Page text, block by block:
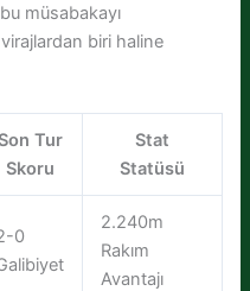
müsabakayı
biri haline
Tur
Skoru
Stat
Statüsü
0
2.240m
Rakım
Avantajı